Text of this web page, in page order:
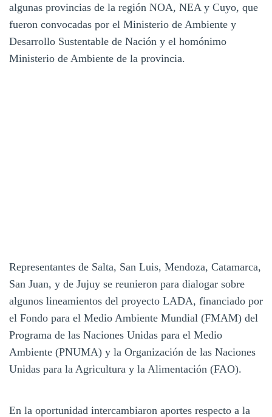
algunas provincias de la región NOA, NEA y Cuyo, que
fueron convocadas por el Ministerio de Ambiente y
Desarrollo Sustentable de Nación y el homónimo
Ministerio de Ambiente de la provincia.
Representantes de Salta, San Luis, Mendoza, Catamarca,
San Juan, y de Jujuy se reunieron para dialogar sobre
algunos lineamientos del proyecto LADA, financiado por
el Fondo para el Medio Ambiente Mundial (FMAM) del
Programa de las Naciones Unidas para el Medio
Ambiente (PNUMA) y la Organización de las Naciones
Unidas para la Agricultura y la Alimentación (FAO).
En la oportunidad intercambiaron aportes respecto a la